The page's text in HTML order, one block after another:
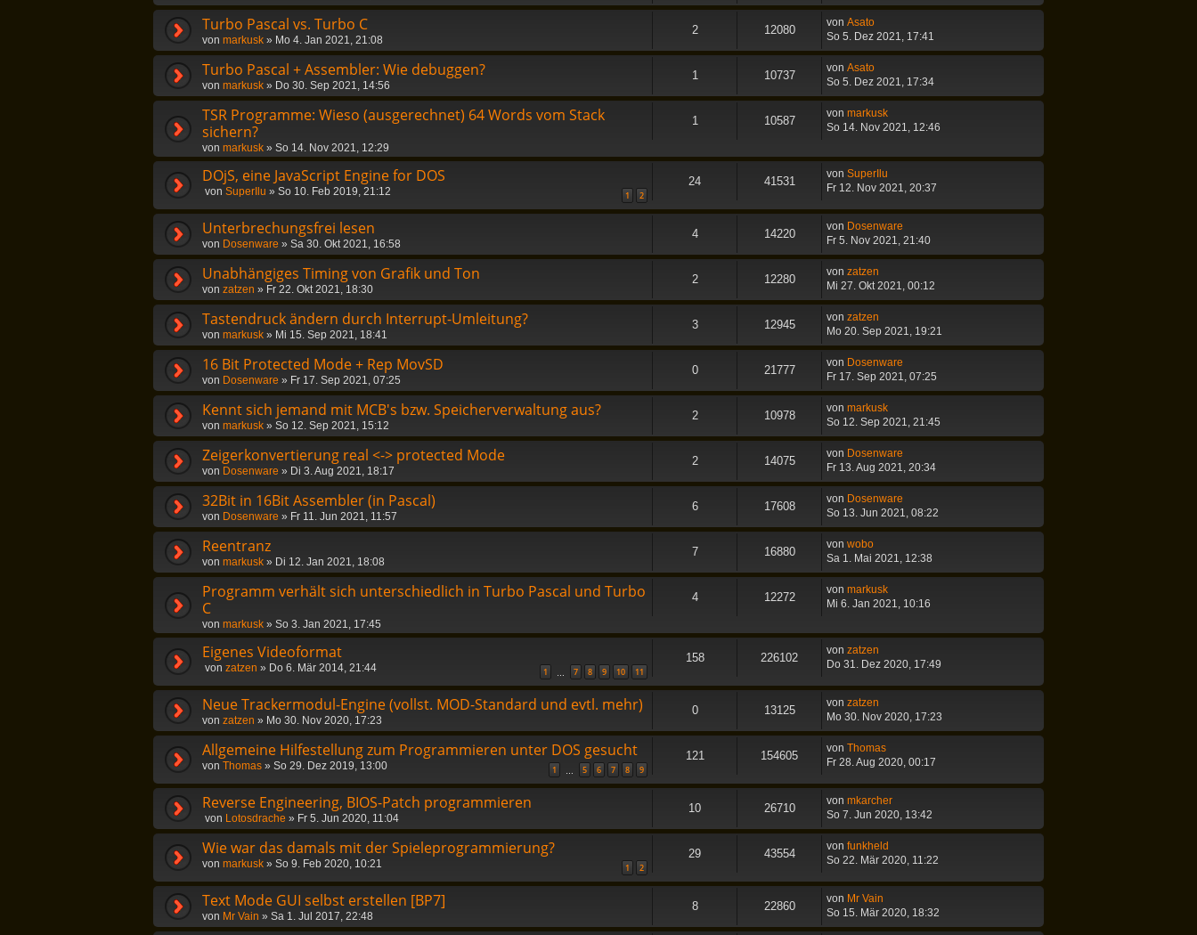
Turbo Pascal vs. Turbo C
von markusk » Mo 4. Jan 2021, 21:08
2 12080
von Asato
So 5. Dez 2021, 17:41
Turbo Pascal + Assembler: Wie debuggen?
von markusk » Do 30. Sep 2021, 14:56
1 10737
von Asato
So 5. Dez 2021, 17:34
TSR Programme: Wieso (ausgerechnet) 64 Words vom Stack
sichern?
von markusk » So 14. Nov 2021, 12:29
1 10587
von markusk
So 14. Nov 2021, 12:46
DOjS, eine JavaScript Engine for DOS
von SuperIlu » So 10. Feb 2019, 21:12 1 2
24 41531
von SuperIlu
Fr 12. Nov 2021, 20:37
Unterbrechungsfrei lesen
von Dosenware » Sa 30. Okt 2021, 16:58
4 14220
von Dosenware
Fr 5. Nov 2021, 21:40
Unabhängiges Timing von Grafik und Ton
von zatzen » Fr 22. Okt 2021, 18:30
2 12280
von zatzen
Mi 27. Okt 2021, 00:12
Tastendruck ändern durch Interrupt-Umleitung?
von markusk » Mi 15. Sep 2021, 18:41
3 12945
von zatzen
Mo 20. Sep 2021, 19:21
16 Bit Protected Mode + Rep MovSD
von Dosenware » Fr 17. Sep 2021, 07:25
0 21777
von Dosenware
Fr 17. Sep 2021, 07:25
Kennt sich jemand mit MCB's bzw. Speicherverwaltung aus?
von markusk » So 12. Sep 2021, 15:12
2 10978
von markusk
So 12. Sep 2021, 21:45
Zeigerkonvertierung real <-> protected Mode
von Dosenware » Di 3. Aug 2021, 18:17
2 14075
von Dosenware
Fr 13. Aug 2021, 20:34
32Bit in 16Bit Assembler (in Pascal)
von Dosenware » Fr 11. Jun 2021, 11:57
6 17608
von Dosenware
So 13. Jun 2021, 08:22
Reentranz
von markusk » Di 12. Jan 2021, 18:08
7 16880
von wobo
Sa 1. Mai 2021, 12:38
Programm verhält sich unterschiedlich in Turbo Pascal und Turbo
C
von markusk » So 3. Jan 2021, 17:45
4 12272
von markusk
Mi 6. Jan 2021, 10:16
Eigenes Videoformat
von zatzen » Do 6. Mär 2014, 21:44 1 … 7 8 9 10 11
158 226102
von zatzen
Do 31. Dez 2020, 17:49
Neue Trackermodul-Engine (vollst. MOD-Standard und evtl. mehr)
von zatzen » Mo 30. Nov 2020, 17:23
0 13125
von zatzen
Mo 30. Nov 2020, 17:23
Allgemeine Hilfestellung zum Programmieren unter DOS gesucht
von Thomas » So 29. Dez 2019, 13:00 1 … 5 6 7 8 9
121 154605
von Thomas
Fr 28. Aug 2020, 00:17
Reverse Engineering, BIOS-Patch programmieren
von Lotosdrache » Fr 5. Jun 2020, 11:04
10 26710
von mkarcher
So 7. Jun 2020, 13:42
Wie war das damals mit der Spieleprogrammierung?
von markusk » So 9. Feb 2020, 10:21 1 2
29 43554
von funkheld
So 22. Mär 2020, 11:22
Text Mode GUI selbst erstellen [BP7]
von Mr Vain » Sa 1. Jul 2017, 22:48
8 22860
von Mr Vain
So 15. Mär 2020, 18:32